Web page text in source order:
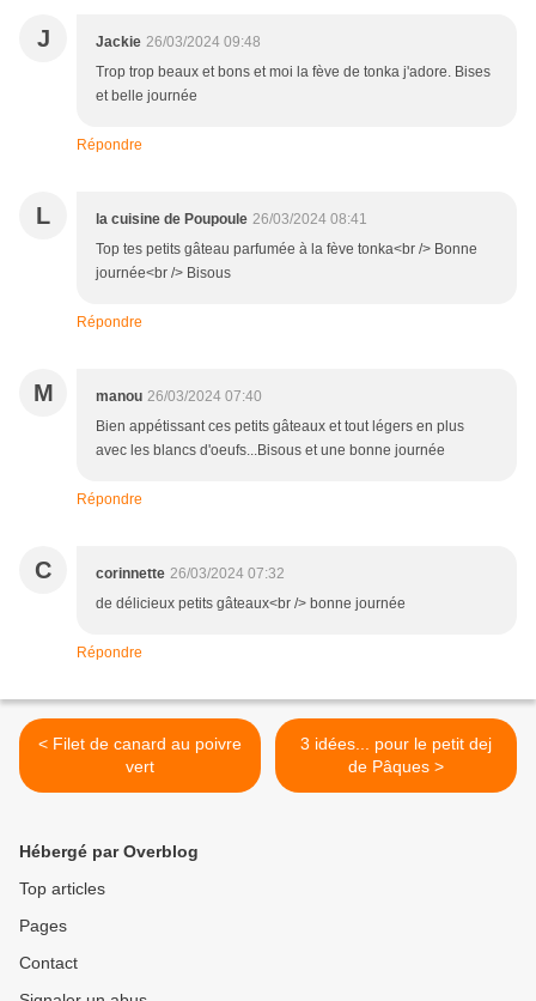
J Jackie 26/03/2024 09:48
Trop trop beaux et bons et moi la fève de tonka j'adore. Bises
et belle journée
Répondre
L la cuisine de Poupoule 26/03/2024 08:41
Top tes petits gâteau parfumée à la fève tonka<br /> Bonne
journée<br /> Bisous
Répondre
M manou 26/03/2024 07:40
Bien appétissant ces petits gâteaux et tout légers en plus
avec les blancs d'oeufs...Bisous et une bonne journée
Répondre
C corinnette 26/03/2024 07:32
de délicieux petits gâteaux<br /> bonne journée
Répondre
< Filet de canard au poivre
vert
3 idées... pour le petit dej
de Pâques >
Hébergé par Overblog
Top articles
Pages
Contact